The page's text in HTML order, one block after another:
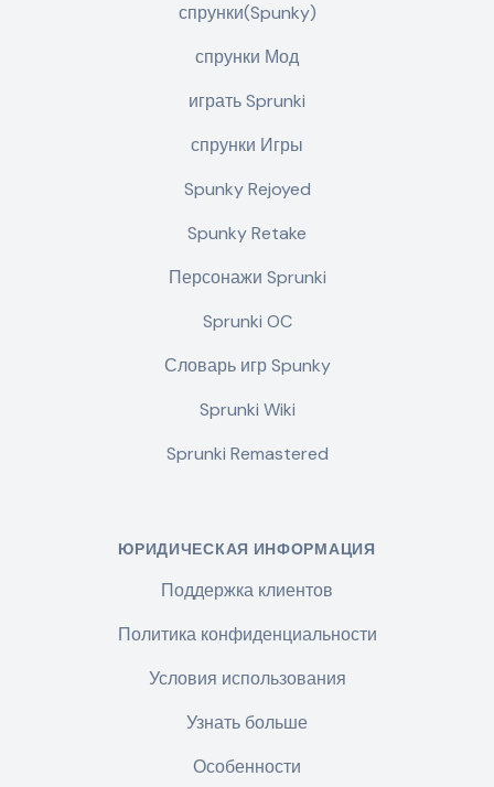
спрунки(Spunky)
спрунки Мод
играть Sprunki
спрунки Игры
Spunky Rejoyed
Spunky Retake
Персонажи Sprunki
Sprunki OC
Словарь игр Spunky
Sprunki Wiki
Sprunki Remastered
ЮРИДИЧЕСКАЯ ИНФОРМАЦИЯ
Поддержка клиентов
Политика конфиденциальности
Условия использования
Узнать больше
Особенности